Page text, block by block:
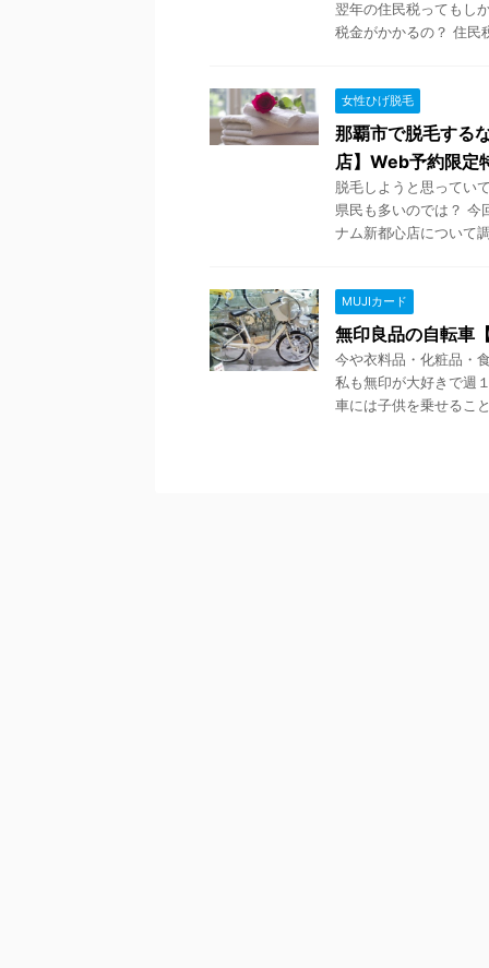
翌年の住民税ってもし
税金がかかるの？ 住民
女性ひげ脱毛
那覇市で脱毛する
店】Web予約限定
脱毛しようと思ってい
県民も多いのでは？ 今
ナム新都心店について
MUJIカード
無印良品の自転車
今や衣料品・化粧品・
私も無印が大好きで週
車には子供を乗せるこ